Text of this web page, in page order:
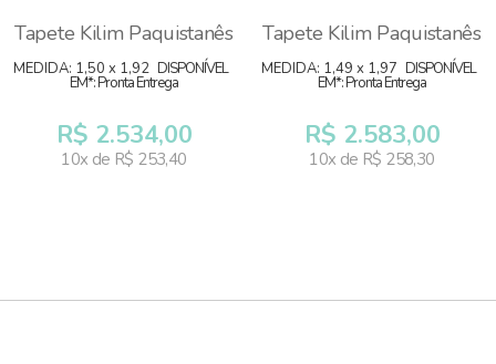
Tapete Kilim Paquistanês
MEDIDA: 1,50 x 1,92 DISPONÍVEL
EM*: Pronta Entrega
R$ 2.534,00
10x de R$ 253,40
Tapete Kilim Paquistanês
MEDIDA: 1,49 x 1,97 DISPONÍVEL
EM*: Pronta Entrega
R$ 2.583,00
10x de R$ 258,30